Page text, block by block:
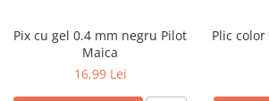
Rucsacuri școlare și casual
Ghiozdane pentru grădinită
Pix cu gel 0.4 mm negru Pilot
Maica
16,99 Lei
Plic